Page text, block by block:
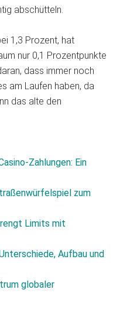
abschütteln.
1,3 Prozent, hat
nur 0,1 Prozentpunkte
dass immer noch
am Laufen haben, da
das alte den
Zahlungen: Ein
zum
Limits mit
Aufbau und
globaler